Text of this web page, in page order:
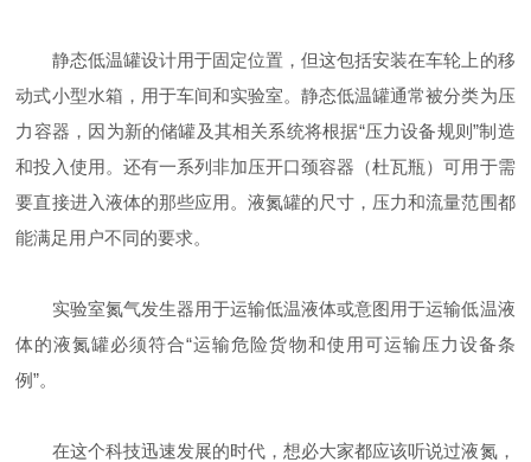
静态低温罐设计用于固定位置，但这包括安装在车轮上的移
动式小型水箱，用于车间和实验室。静态低温罐通常被分类为压
力容器，因为新的储罐及其相关系统将根据“压力设备规则”制造
和投入使用。还有一系列非加压开口颈容器（杜瓦瓶）可用于需
要直接进入液体的那些应用。液氮罐的尺寸，压力和流量范围都
能满足用户不同的要求。
实验室氮气发生器用于运输低温液体或意图用于运输低温液
体的液氮罐必须符合“运输危险货物和使用可运输压力设备条
例”。
在这个科技迅速发展的时代，想必大家都应该听说过液氮，